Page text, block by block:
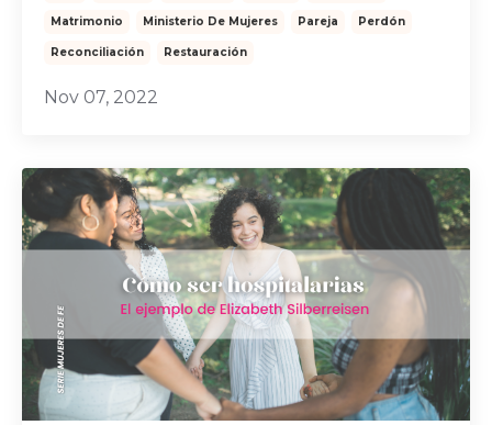
Matrimonio Ministerio De Mujeres Pareja Perdón
Reconciliación Restauración
Nov 07, 2022